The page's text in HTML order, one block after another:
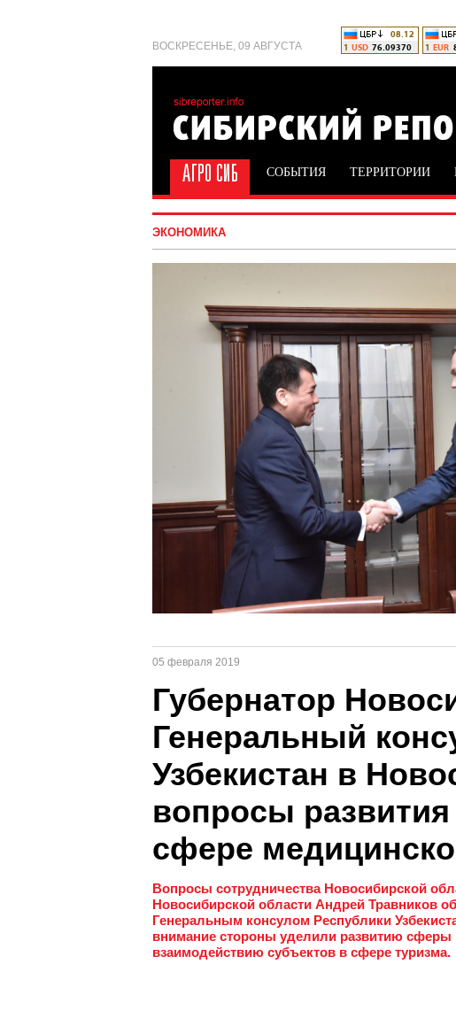
ВОСКРЕСЕНЬЕ, 09 АВГУСТА
СОБЫТИЯ ТЕРРИТОРИИ
ЭКОНОМИКА
05 февраля 2019
Губернатор
Генеральный
Узбекистан в
вопросы
сфере
Вопросы сотрудничества Новосибирской
Новосибирской области Андрей Травников
Генеральным консулом Республики
внимание стороны уделили развитию
взаимодействию субъектов в сфере туризма.